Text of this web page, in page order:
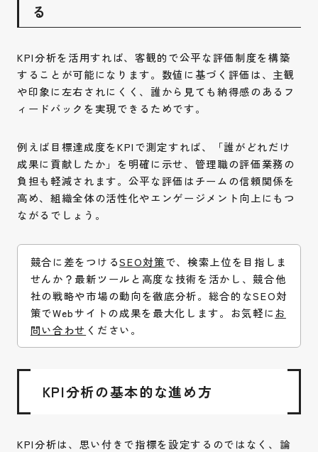
る
KPI分析を活用すれば、客観的で公平な評価制度を構築
することが可能になります。数値に基づく評価は、主観
や印象に左右されにくく、誰から見ても納得感のあるフ
ィードバックを実現できるためです。
例えば目標達成度をKPIで測定すれば、「誰がどれだけ
成果に貢献したか」を明確に示せ、管理職の評価業務の
負担も軽減されます。公平な評価はチームの信頼関係を
高め、組織全体の活性化やエンゲージメント向上にもつ
ながるでしょう。
競合に差をつけるSEO対策で、検索上位を目指しま
せんか？最新ツールと高度な技術を活かし、競合他
社の戦略や市場の動向を徹底分析。総合的なSEO対
策でWebサイトの成果を最大化します。お気軽にお
問い合わせ ください。
KPI分析の基本的な進め方
KPI分析は、思い付きで指標を設定するのではなく、論